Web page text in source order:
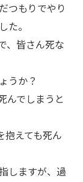
つもりでやり
た。
、皆さん死な
うか？
んでしまうと
抱えても死ん
しますが、過